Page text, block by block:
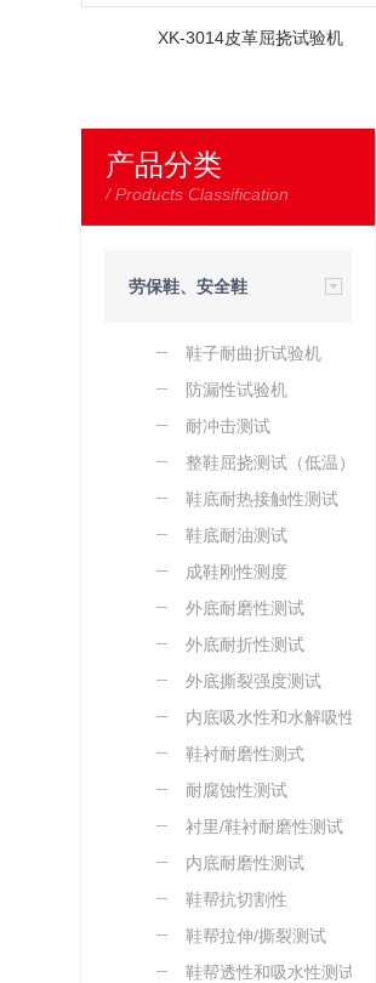
XK-3014皮革屈挠试验机
产品分类
/ Products Classification
劳保鞋、安全鞋
专用检测设备鞋子耐曲折试验机
防漏性试验机
耐冲击测试
整鞋屈挠测试（低温）
鞋底耐热接触性测试
鞋底耐油测试
成鞋刚性测度
外底耐磨性测试
外底耐折性测试
外底撕裂强度测试
内底吸水性和水解吸性测
试
鞋衬耐磨性测式
耐腐蚀性测试
衬里/鞋衬耐磨性测试
内底耐磨性测试
鞋帮抗切割性
鞋帮拉伸/撕裂测试
鞋帮透性和吸水性测试